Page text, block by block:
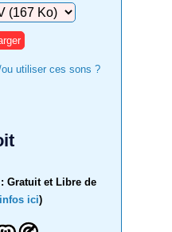
utiliser ces sons ?
Gratuit et Libre de
ici)